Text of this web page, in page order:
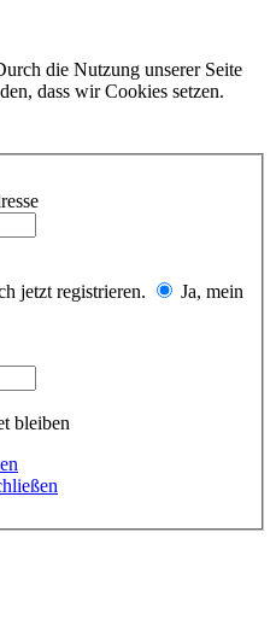
die Nutzung unserer Seite
dass wir Cookies setzen.
jetzt registrieren.
Ja, mein
bleiben